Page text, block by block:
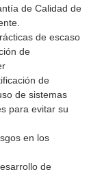
de Calidad de
de escaso
de
de
de sistemas
para evitar su
en los
de